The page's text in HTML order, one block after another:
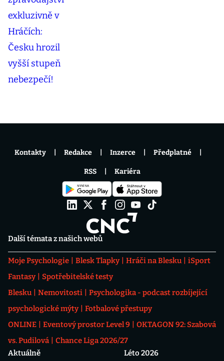
Další témata z našich webů
Moje Psychologie Blesk Tlapky Hráči na Blesku
iSport
Fantasy
Spotřebitelské testy
Blesku
Nemovitosti
Psychologika - podcast rozbíjející
psychologické mýty
Fotbalové přestupy
ONLINE
Eventový prostor Level 9
OKTAGON 92: Szabová
vs. Pudilová
Chance Liga 2026/27
Aktuálně
Léto 2026
Kontakty Redakce Inzerce Předplatné
RSS Kariéra